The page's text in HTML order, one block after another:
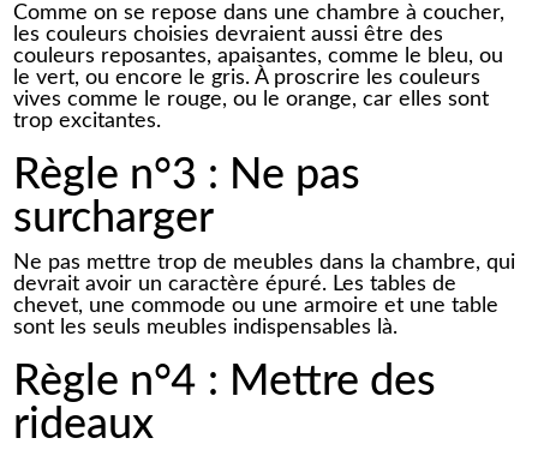
Comme on se repose dans une chambre à coucher,
les couleurs choisies devraient aussi être des
couleurs reposantes, apaisantes, comme le bleu, ou
le vert, ou encore le gris. À proscrire les couleurs
vives comme le rouge, ou le orange, car elles sont
trop excitantes.
Règle n°3 : Ne pas
surcharger
Ne pas mettre trop de meubles dans la chambre, qui
devrait avoir un caractère épuré. Les tables de
chevet, une commode ou une armoire et une table
sont les seuls meubles indispensables là.
Règle n°4 : Mettre des
rideaux